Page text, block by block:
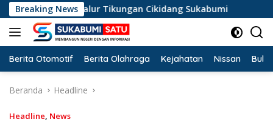
Langsung
ke
konten
Breaking News
di Jalur Tikungan Cikidang Sukabumi Misteri
Berita Otomotif Berita Olahraga Kejahatan Nissan
Beranda Headline
Headline, News